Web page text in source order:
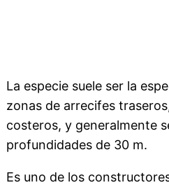
La especie suele ser la
zonas de arrecifes
costeros, y generalmente
profundidades de 30 m.
Es uno de los